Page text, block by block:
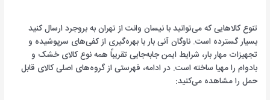
تنوع کالاهایی که می‌توانید با نیسان وانت از تهران به بروجرد ارسال کنید
بسیار گسترده است. ناوگان آنی بار با بهره‌گیری از کفی‌های سرپوشیده و
تجهیزات مهار بار، شرایط ایمن جابه‌جایی تقریباً همه نوع کالای خشک و
بادوام را مهیا ساخته است. در ادامه، فهرستی از گروه‌های اصلی کالای قابل
حمل را مشاهده می‌کنید: